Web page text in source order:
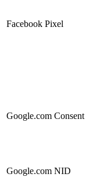
Facebook Pixel
Google.com Consent
Google.com NID